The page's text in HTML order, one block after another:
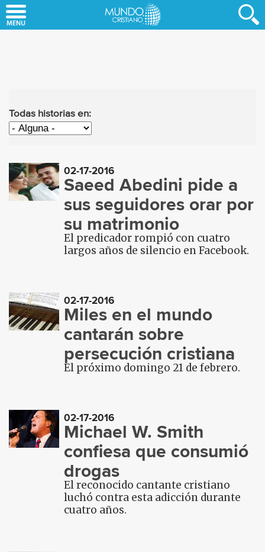
to
Todas historias en:
02-17-2016
Saeed Abedini pide a
sus seguidores orar por
su matrimonio
El predicador rompió con cuatro
largos años de silencio en Facebook.
02-17-2016
Miles en el mundo
cantarán sobre
persecución cristiana
El próximo domingo 21 de febrero.
02-17-2016
Michael W. Smith
confiesa que consumió
drogas
El reconocido cantante cristiano
luchó contra esta adicción durante
cuatro años.